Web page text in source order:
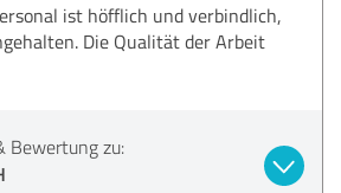
ist höfflich und verbindlich,
Die Qualität der Arbeit
Bewertung zu: